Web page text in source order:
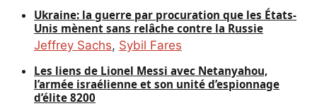
Ukraine: la guerre par procuration que les États-
Unis mènent sans relâche contre la Russie
Jeffrey Sachs, Sybil Fares
Les liens de Lionel Messi avec Netanyahou,
l’armée israélienne et son unité d’espionnage
d’élite 8200